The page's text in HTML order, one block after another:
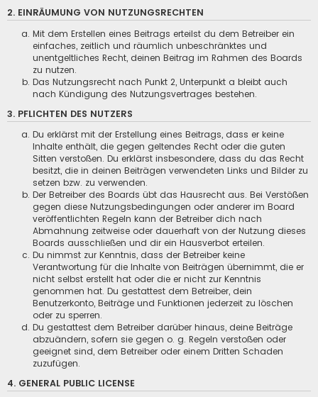
2. EINRÄUMUNG VON NUTZUNGSRECHTEN
Mit dem Erstellen eines Beitrags erteilst du dem Betreiber ein
einfaches, zeitlich und räumlich unbeschränktes und
unentgeltliches Recht, deinen Beitrag im Rahmen des Boards
zu nutzen.
Das Nutzungsrecht nach Punkt 2, Unterpunkt a bleibt auch
nach Kündigung des Nutzungsvertrages bestehen.
3. PFLICHTEN DES NUTZERS
Du erklärst mit der Erstellung eines Beitrags, dass er keine
Inhalte enthält, die gegen geltendes Recht oder die guten
Sitten verstoßen. Du erklärst insbesondere, dass du das Recht
besitzt, die in deinen Beiträgen verwendeten Links und Bilder zu
setzen bzw. zu verwenden.
Der Betreiber des Boards übt das Hausrecht aus. Bei Verstößen
gegen diese Nutzungsbedingungen oder anderer im Board
veröffentlichten Regeln kann der Betreiber dich nach
Abmahnung zeitweise oder dauerhaft von der Nutzung dieses
Boards ausschließen und dir ein Hausverbot erteilen.
Du nimmst zur Kenntnis, dass der Betreiber keine
Verantwortung für die Inhalte von Beiträgen übernimmt, die er
nicht selbst erstellt hat oder die er nicht zur Kenntnis
genommen hat. Du gestattest dem Betreiber, dein
Benutzerkonto, Beiträge und Funktionen jederzeit zu löschen
oder zu sperren.
Du gestattest dem Betreiber darüber hinaus, deine Beiträge
abzuändern, sofern sie gegen o. g. Regeln verstoßen oder
geeignet sind, dem Betreiber oder einem Dritten Schaden
zuzufügen.
4. GENERAL PUBLIC LICENSE